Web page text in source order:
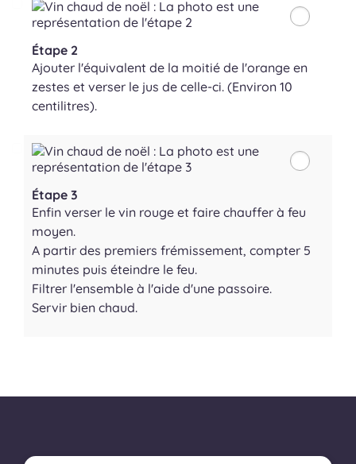
Étape 2
Ajouter l'équivalent de la moitié de l'orange en
zestes et verser le jus de celle-ci. (Environ 10
centilitres).
Étape 3
Enfin verser le vin rouge et faire chauffer à feu
moyen.
A partir des premiers frémissement, compter 5
minutes puis éteindre le feu.
Filtrer l'ensemble à l'aide d'une passoire.
Servir bien chaud.